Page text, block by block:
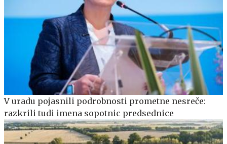
V uradu pojasnili podrobnosti prometne nesreče:
razkrili tudi imena sopotnic predsednice